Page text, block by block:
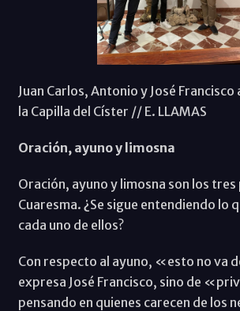
Juan Carlos, Antonio y José
la Capilla del Císter // E. LLAMAS
Oración, ayuno y limosna
Oración, ayuno y limosna son los tres
Cuaresma. ¿Se sigue entendiendo lo
cada uno de ellos?
Con respecto al ayuno, «esto no va
expresa José Francisco, sino de
pensando en quienes carecen de los